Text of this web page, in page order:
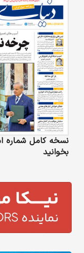
نسخه کامل شماره
بخوانید